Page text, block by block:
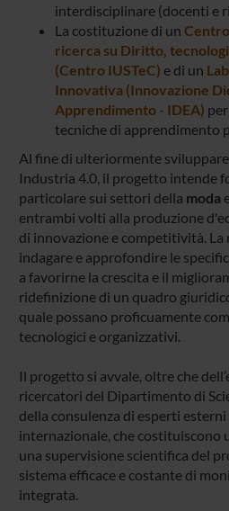
interdisciplinare (docenti e
La costituzione di un
ricerca su Diritto,
(Centro IUSTeC) e di un
Innovativa (Innovazione
Apprendimento - IDEA)
tecniche di apprendimento
Al fine di ulteriormente
Industria 4.0, il progetto intende
particolare sui settori della moda
entrambi volti alla produzione
di innovazione e competitività. La
indagare e approfondire le
a favorirne la crescita e il
ridefinizione di un quadro
quale possano proficuamente
tecnologici e organizzativi.
Il progetto si avvale, oltre che
ricercatori del Dipartimento di
della consulenza di esperti
internazionale, che costituiscono
una supervisione scientifica del
sistema efficace e costante di
integrata.